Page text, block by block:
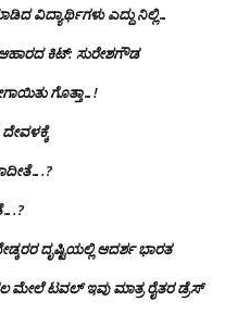
ವಿದ್ಯಾರ್ಥಿಗಳು ಎದ್ದು ನಿಲ್ಲಿ…
ಕಿಟ್: ಸುರೇಶಗೌಡ
ಗೊತ್ತಾ…!
ದೃಷ್ಟಿಯಲ್ಲಿ ಆದರ್ಶ ಭಾರತ
ಮೇಲೆ ಟವಲ್‌ ಇವು ಮಾತ್ರ ರೈತರ ಡ್ರೆಸ್‌